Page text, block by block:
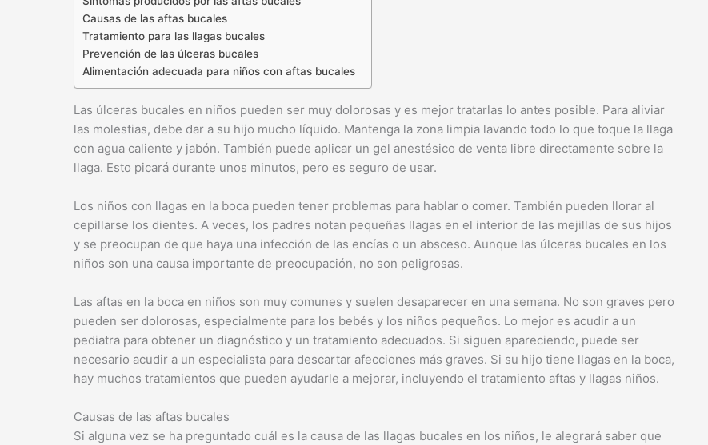
Causas de las aftas bucales
Tratamiento para las llagas bucales
Prevención de las úlceras bucales
Alimentación adecuada para niños con aftas bucales
Las úlceras bucales en niños pueden ser muy dolorosas y es mejor tratarlas lo antes posible. Para aliviar
las molestias, debe dar a su hijo mucho líquido. Mantenga la zona limpia lavando todo lo que toque la llaga
con agua caliente y jabón. También puede aplicar un gel anestésico de venta libre directamente sobre la
llaga. Esto picará durante unos minutos, pero es seguro de usar.
Los niños con llagas en la boca pueden tener problemas para hablar o comer. También pueden llorar al
cepillarse los dientes. A veces, los padres notan pequeñas llagas en el interior de las mejillas de sus hijos
y se preocupan de que haya una infección de las encías o un absceso. Aunque las úlceras bucales en los
niños son una causa importante de preocupación, no son peligrosas.
Las aftas en la boca en niños son muy comunes y suelen desaparecer en una semana. No son graves pero
pueden ser dolorosas, especialmente para los bebés y los niños pequeños. Lo mejor es acudir a un
pediatra para obtener un diagnóstico y un tratamiento adecuados. Si siguen apareciendo, puede ser
necesario acudir a un especialista para descartar afecciones más graves. Si su hijo tiene llagas en la boca,
hay muchos tratamientos que pueden ayudarle a mejorar, incluyendo el tratamiento aftas y llagas niños.
Causas de las aftas bucales
Si alguna vez se ha preguntado cuál es la causa de las llagas bucales en los niños, le alegrará saber que